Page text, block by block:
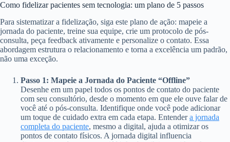
Como fidelizar pacientes sem tecnologia: um plano de 5 passos
Para sistematizar a fidelização, siga este plano de ação: mapeie a
jornada do paciente, treine sua equipe, crie um protocolo de pós-
consulta, peça feedback ativamente e personalize o contato. Essa
abordagem estrutura o relacionamento e torna a excelência um padrão,
não uma exceção.
Passo 1: Mapeie a Jornada do Paciente “Offline”
Desenhe em um papel todos os pontos de contato do paciente
com seu consultório, desde o momento em que ele ouve falar de
você até o pós-consulta. Identifique onde você pode adicionar
um toque de cuidado extra em cada etapa. Entendera jornada
completa do paciente, mesmo a digital, ajuda a otimizar os
pontos de contato físicos. A jornada digital influencia